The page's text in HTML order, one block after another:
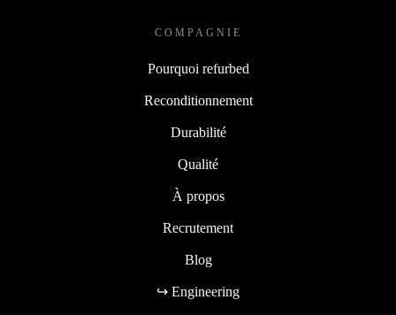
COMPAGNIE
Pourquoi refurbed
Reconditionnement
Durabilité
Qualité
À propos
Recrutement
Blog
↪ Engineering